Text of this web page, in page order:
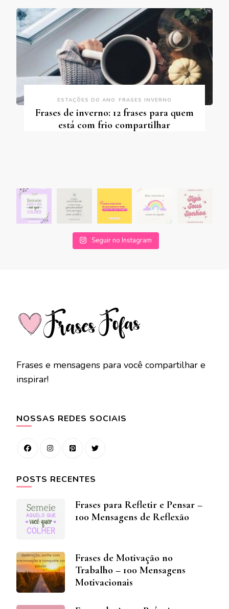
ESTAÇÕES DO ANO FRASES INVERNO
Frases de inverno: 12 frases para quem
está com frio compartilhar
Seguir no Instagram
Frases e mensagens para você compartilhar e
inspirar!
NOSSAS REDES SOCIAIS
POSTS RECENTES
Frases para Refletir e Pensar –
100 Mensagens de Reflexão
Frases de Motivação no
Trabalho – 100 Mensagens
Motivacionais